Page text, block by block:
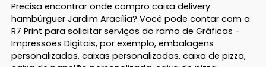
Precisa encontrar onde compro caixa delivery
hambúrguer Jardim Aracília? Você pode contar com a
R7 Print para solicitar serviços do ramo de Gráficas -
Impressões Digitais, por exemplo, embalagens
personalizadas, caixas personalizadas, caixa de pizza,